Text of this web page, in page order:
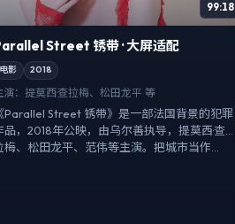
99:18
Street 锈带 · 大屏适配
电影 2018
演： 提莫西·查拉梅、松田龙平 等
《Parallel Street 锈带》是一部法国背景的犯罪
品，2018年公映，由乌尔善执导，提莫西·查
梅、松田龙平、范伟等主演。把城市当作...